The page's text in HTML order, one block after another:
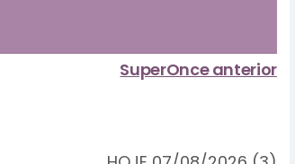
SuperOnce anterior